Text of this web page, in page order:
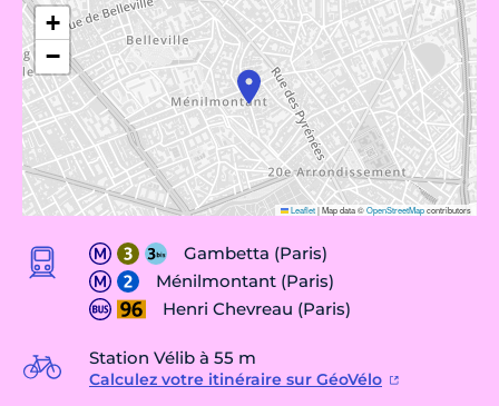
+
−
Leaflet|Map data ©OpenStreetMapcontributors
Gambetta (Paris)
Ménilmontant (Paris)
Henri Chevreau (Paris)
Station Vélib à 55 m
Calculez votre itinéraire sur GéoVélo